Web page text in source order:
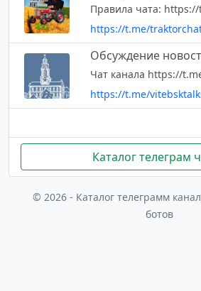
https://t.me/
Обсуждение
Чат канала https://
https://t.me/
Каталог телеграм
© 2026 - Каталог телеграмм
ботов